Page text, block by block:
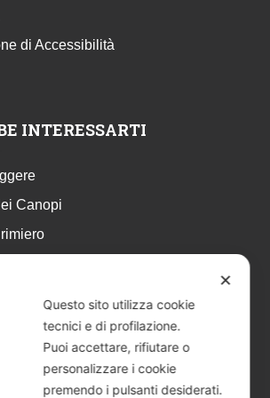
di Accessibilità
INTERESSARTI
Canopi
– estate 2026
✕
Questo sito utilizza cookie
tecnici e di profilazione.
Puoi accettare, rifiutare o
personalizzare i cookie
premendo i pulsanti desiderati.